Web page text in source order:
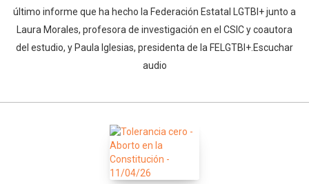
último informe que ha hecho la Federación Estatal LGTBI+ junto a
Laura Morales, profesora de investigación en el CSIC y coautora
del estudio, y Paula Iglesias, presidenta de la FELGTBI+.Escuchar
audio